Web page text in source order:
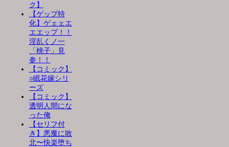
ク】
【ゲップ特
化】ゲェェエ
エエップ！！
淫乱くノ一
「桃子」見
参！！
【コミック】
○眠花嫁シリ
ーズ
【コミック】
透明人間にな
った俺
【セリフ付
き】悪魔に敗
北〜快楽堕ち